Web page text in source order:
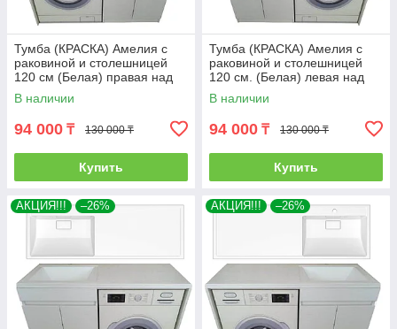
Тумба (КРАСКА) Амелия с
раковиной и столешницей
120 см (Белая) правая над
стиральной машиной. РФ
В наличии
94 000 ₸ 130 000 ₸
Купить
Тумба (КРАСКА) Амелия с
раковиной и столешницей
120 см. (Белая) левая над
стиральной машиной. РФ
В наличии
94 000 ₸ 130 000 ₸
Купить
АКЦИЯ!!! –26% АКЦИЯ!!! –26%